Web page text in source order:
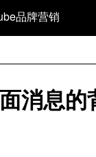
品牌营销
消息的